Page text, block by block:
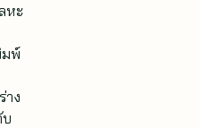
หะ
มพ์
าง